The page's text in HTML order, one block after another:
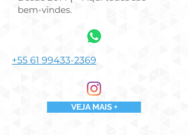
bem-vindes.
+55 61 99433-2369
VEJA MAIS +